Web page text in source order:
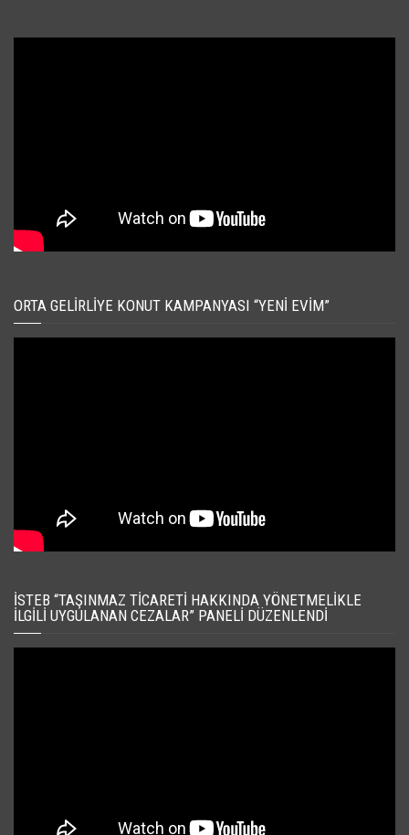
ORTA GELIRLIYE KONUT KAMPANYASI “YENI EVIM”
İSTEB “TAŞINMAZ TICARETI HAKKINDA YÖNETMELIKLE
İLGILI UYGULANAN CEZALAR” PANELI DÜZENLENDI